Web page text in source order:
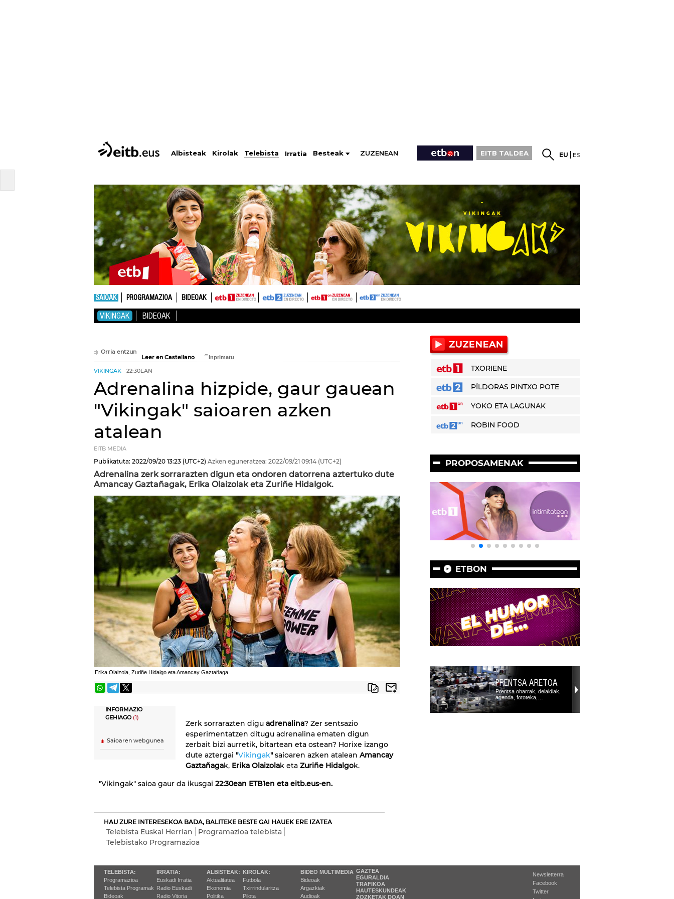
Albisteak Kirolak Telebista Irratia Besteak ZUZENEAN EITB TALDEA EU ES
SAIOAK PROGRAMAZIOA BIDEOAK
VIKINGAK BIDEOAK
Orria entzun
Leer en Castellano
VIKINGAK 22:30EAN
Adrenalina hizpide, gaur gauean
"Vikingak" saioaren azken
atalean
EITB MEDIA
Publikatuta: 2022/09/20 13:23 (UTC+2) Azken eguneratzea: 2022/09/21 09:14 (UTC+2)
Adrenalina zerk sorrarazten digun eta ondoren datorrena aztertuko dute
Amancay Gaztañagak, Erika Olaizolak eta Zuriñe Hidalgok.
Erika Olaizola, Zuriñe Hidalgo eta Amancay Gaztañaga
INFORMAZIO
GEHIAGO(1)
Saioaren webgunea
Zerk sorrarazten digu adrenalina? Zer sentsazio
esperimentatzen ditugu adrenalina ematen digun
zerbait bizi aurretik, bitartean eta ostean? Horixe izango
dute aztergai "Vikingak"saioaren azken atalean Amancay
Gaztañagak, Erika Olaizolak eta Zuriñe Hidalgok.
"Vikingak" saioa gaur da ikusgai 22:30ean ETB1en eta eitb.eus-en.
HAU ZURE INTERESEKOA BADA, BALITEKE BESTE GAI HAUEK ERE IZATEA
Telebista Euskal Herrian
Programazioa telebista
Telebistako Programazioa
TXORIENE
PÍLDORAS PINTXO POTE
YOKO ETA LAGUNAK
ROBIN FOOD
PROPOSAMENAK
ETBON
PRENTSA ARETOA
Prentsa oharrak, deialdiak,
agenda, fototeka,…
TELEBISTA:
Programazioa
Telebista Programak
Bideoak
IRRATIA:
Euskadi Irratia
Radio Euskadi
Radio Vitoria
ALBISTEAK:
Aktualitatea
Ekonomia
Politika
KIROLAK:
Futbola
Txirrindularitza
Pilota
BIDEO MULTIMEDIA
Bideoak
Argazkiak
Audioak
GAZTEA
EGURALDIA
TRAFIKOA
HAUTESKUNDEAK
ZOZKETAK DOAN
Newsletterra
Facebook
Twitter